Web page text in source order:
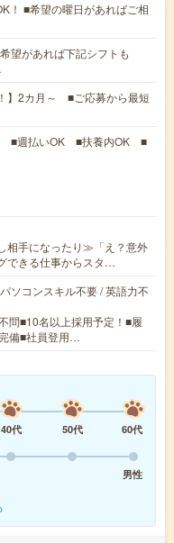
！ ■希望の曜日があればご相
望があれば下記シフトも
】2カ月～ ■ご応募から最短
■週払いOK ■扶養内OK ■
相手になったり≫「え？意外
できる仕事からスタ…
ソコンスキル不要 / 英語力不
問■10名以上採用予定！■履
備■社員登用…
40代 50代
60代
男性